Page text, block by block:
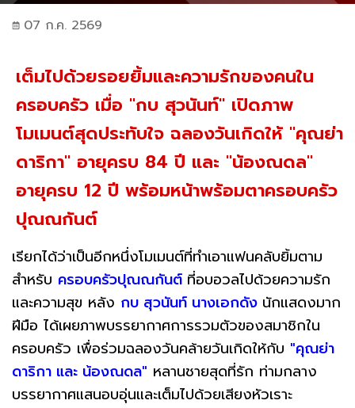
07 ก.ค. 2569
เต็มไปด้วยรอยยิ้มและความรักของคนใน
ครอบครัว เมื่อ "กบ สุวนันท์" เปิดภาพ
โมเมนต์สุดประทับใจ ฉลองวันเกิดให้ "คุณย่า
ดาริกา" อายุครบ 84 ปี และ "น้องณดล"
อายุครบ 12 ปี พร้อมหน้าพร้อมตาครอบครัว
ปุณณกันต์
เรียกได้ว่าเป็นอีกหนึ่งโมเมนต์ที่ทำเอาแฟนคลับยิ้มตาม
สำหรับ ครอบครัวปุณณกันต์ ที่อบอวลไปด้วยความรัก
และความสุข หลัง กบ สุวนันท์ นางเอกดัง นักแสดงมาก
ฝีมือ ได้เผยภาพบรรยากาศการรวมตัวของสมาชิกใน
ครอบครัว เพื่อร่วมฉลองวันคล้ายวันเกิดให้กับ "คุณย่า
ดาริกา และ น้องณดล" หลานชายสุดที่รัก ท่ามกลาง
บรรยากาศแสนอบอุ่นและเต็มไปด้วยเสียงหัวเราะ